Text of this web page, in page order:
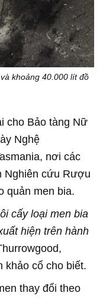
khoảng 40.000 lít đồ
cho Bảo tàng Nữ
Nghệ
nơi các
Nghiên cứu Rượu
quản men bia.
cấy loại men bia
hiện trên hành
khảo cổ cho biết.
thay đổi theo